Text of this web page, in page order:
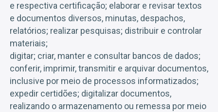
e respectiva certificação; elaborar e revisar textos
e documentos diversos, minutas, despachos,
relatórios; realizar pesquisas; distribuir e controlar
materiais;
digitar; criar, manter e consultar bancos de dados;
conferir, imprimir, transmitir e arquivar documentos,
inclusive por meio de processos informatizados;
expedir certidões; digitalizar documentos,
realizando o armazenamento ou remessa por meio